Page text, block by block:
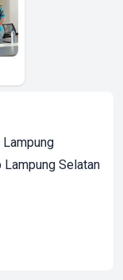
Lampung Selatan